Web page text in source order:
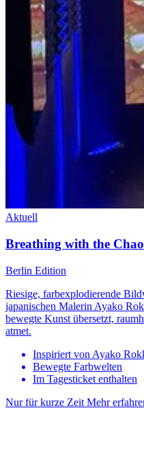
Aktuell
Breathing with the
Berlin Edition
Riesige, farbexplodierende
japanischen Malerin Ayako
bewegte Kunst übersetzt,
atmet.
Inspiriert von Ayako
Bewegte Farbwelten
Im Tagesticket enthalten
Nur für kurze Zeit Mehr